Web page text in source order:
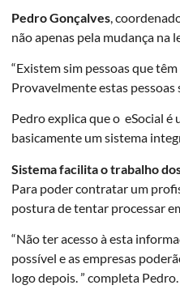
Pedro Gonçalves ,
não apenas pela mudança na
“Existem sim pessoas que
Provavelmente estas
Pedro explica que o eSocial
basicamente um sistema
Sistema facilita o trabalho
Para poder contratar um
postura de tentar processar
“Não ter acesso à esta
possível e as empresas
logo depois. ” completa Pedro.